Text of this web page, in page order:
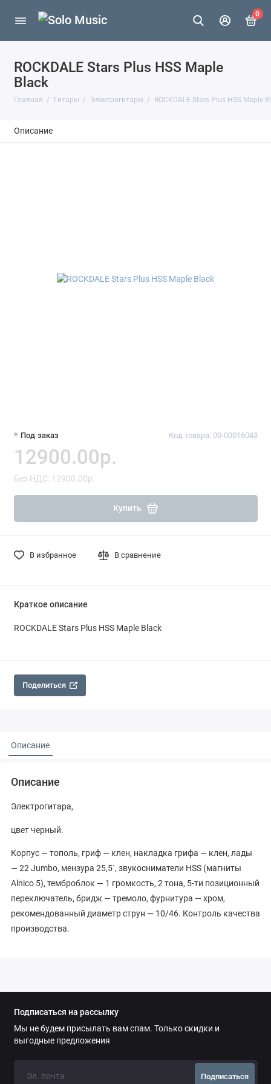
0
ROCKDALE Stars Plus HSS Maple
Black
Главная Гитары Электрогитары ROCKDALE Stars Plus HSS Maple
Описание
Под заказ Код товара: 00-00016043
12900.00р.
Без НДС: 12900.00р.
Купить
В избранное В сравнение
Краткое описание
ROCKDALE Stars Plus HSS Maple Black
Поделиться
Описание
Описание
Электрогитара,
цвет черный.
Корпус — тополь, гриф — клен, накладка грифа — клен, лады
— 22 Jumbo, мензура 25,5`, звукосниматели HSS (магниты
Alnico 5), темброблок — 1 громкость, 2 тона, 5-ти позиционный
переключатель, бридж — тремоло, фурнитура — хром,
рекомендованный диаметр струн — 10/46. Контроль качества
производства.
Подписаться на рассылку
Мы не будем присылать вам спам. Только скидки и
выгодные предложения
Подписаться